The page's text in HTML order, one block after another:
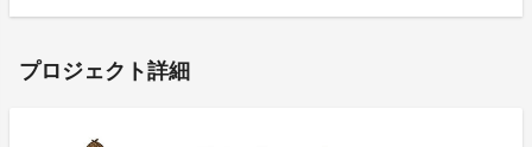
プロジェクト詳細